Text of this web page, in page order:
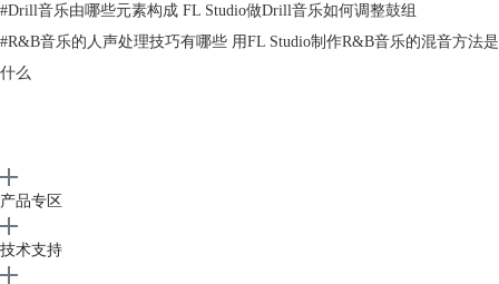
#Drill音乐由哪些元素构成 FL Studio做Drill音乐如何调整鼓组
#R&B音乐的人声处理技巧有哪些 用FL Studio制作R&B音乐的混音方法是
什么
产品专区
技术支持